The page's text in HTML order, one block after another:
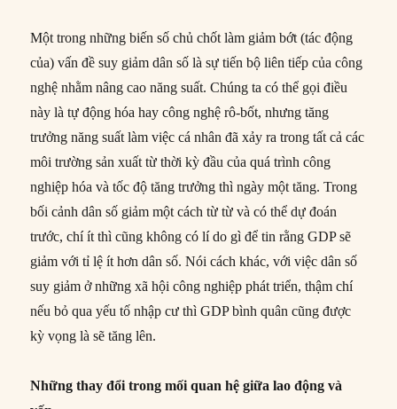
Một trong những biến số chủ chốt làm giảm bớt (tác động
của) vấn đề suy giảm dân số là sự tiến bộ liên tiếp của công
nghệ nhằm nâng cao năng suất. Chúng ta có thể gọi điều
này là tự động hóa hay công nghệ rô-bốt, nhưng tăng
trưởng năng suất làm việc cá nhân đã xảy ra trong tất cả các
môi trường sản xuất từ thời kỳ đầu của quá trình công
nghiệp hóa và tốc độ tăng trưởng thì ngày một tăng. Trong
bối cảnh dân số giảm một cách từ từ và có thể dự đoán
trước, chí ít thì cũng không có lí do gì để tin rằng GDP sẽ
giảm với tỉ lệ ít hơn dân số. Nói cách khác, với việc dân số
suy giảm ở những xã hội công nghiệp phát triển, thậm chí
nếu bỏ qua yếu tố nhập cư thì GDP bình quân cũng được
kỳ vọng là sẽ tăng lên.
Những thay đổi trong mối quan hệ giữa lao động và